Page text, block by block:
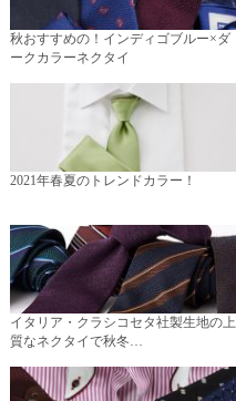
秋おすすめの！インディゴブルー×ダ
ークカラーネクタイ
2021年春夏のトレンドカラー！
イタリア・クラシコセタ社製生地の上
質なネクタイで秋冬…